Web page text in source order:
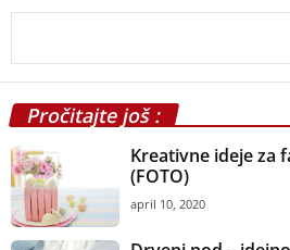
Pročitajte još :
Kreativne ideje za
(FOTO)
april 10, 2020